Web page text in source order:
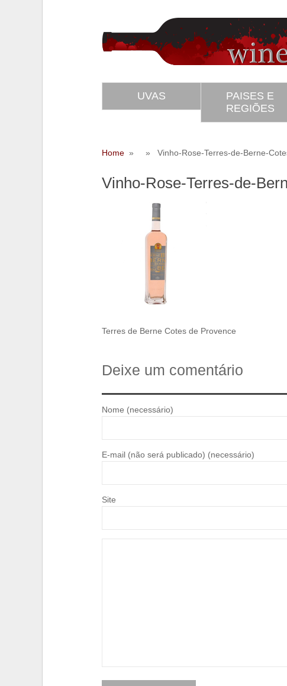
UVAS
PAISES E
REGIÕES
Home » » Vinho-Rose-Terres-de-Berne-
Vinho-Rose-Terres-de-
Terres de Berne Cotes de Provence
Deixe um comentário
Nome (necessário)
E-mail (não será publicado) (necessário)
Site